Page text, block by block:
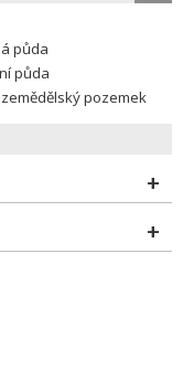
půda
půda
zemědělský pozemek